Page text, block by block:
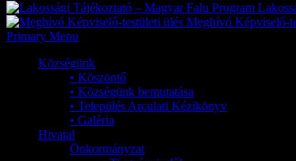
Meghívó Képviselő-
Primary Menu
Községünk
• Köszöntő
• Községünk bemutatása
• Település Arculati Kézikönyv
• Galéria
Hivatal
Önkormányzat